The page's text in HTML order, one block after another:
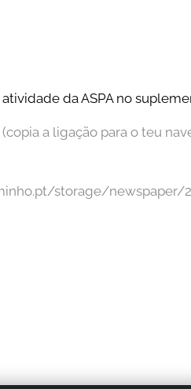
da ASPA no
(copia a ligação para o teu
storage/newspaper/